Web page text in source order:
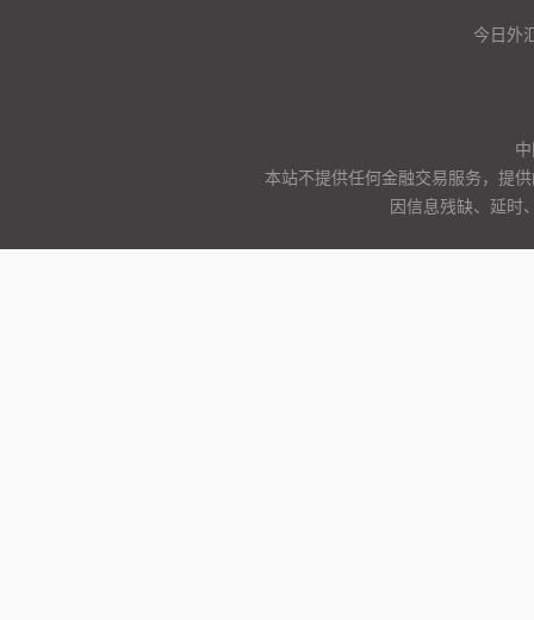
今日外
本站不提供任何金融交易服务，提
因信息残缺、延时